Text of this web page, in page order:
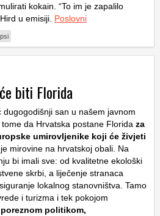
kokain. “To im je zapalilo
u emisiji. Poslovni
biti Florida
dugogodišnji san u našem javnom
da Hrvatska postane Florida za
umirovljenike koji će živjeti
mirovine na hrvatskoj obali. Na
bi imali sve: od kvalitetne ekološki
skrbi, a liječenje stranaca
lokalnog stanovništva. Tamo
i turizma i tek pokojom
poreznom politikom,